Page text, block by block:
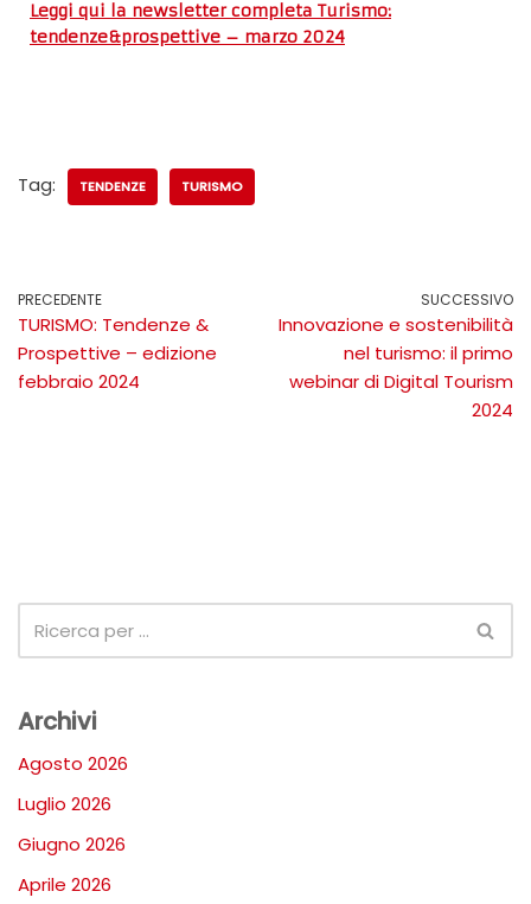
Leggi qui la newsletter completa Turismo:
tendenze&prospettive – marzo 2024
Tag: TENDENZE TURISMO
PRECEDENTE
TURISMO: Tendenze &
Prospettive – edizione
febbraio 2024
SUCCESSIVO
Innovazione e sostenibilità
nel turismo: il primo
webinar di Digital Tourism
2024
Archivi
Agosto 2026
Luglio 2026
Giugno 2026
Aprile 2026